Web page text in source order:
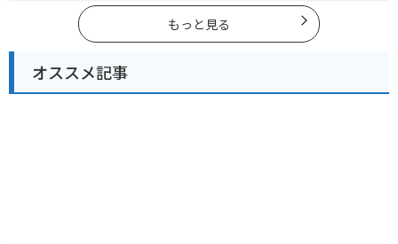
喫するツーリングができます。バイクで愛知県にツーリ
ングに行く際は参考にしてください。
もっと見る
オススメ記事